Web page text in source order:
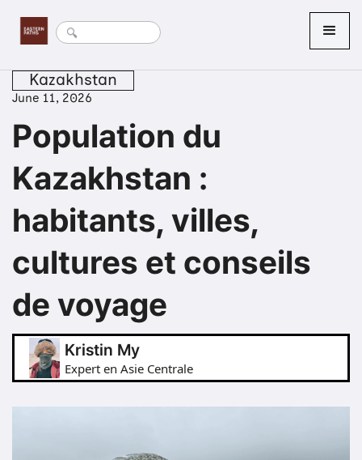
Kazakhstan
June 11, 2026
Population du
Kazakhstan :
habitants, villes,
cultures et conseils
de voyage
Kristin My
Expert en Asie Centrale